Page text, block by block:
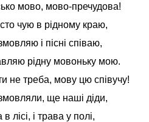
мово-пречудова!
рідному краю,
пісні співаю,
мовоньку мою.
мову цю співучу!
ще наші діди,
трава у полі,